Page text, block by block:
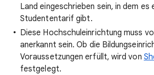
Land eingeschrieben sein, in dem es
Studententarif gibt.
Diese Hochschuleinrichtung muss
anerkannt sein. Ob die
Voraussetzungen erfüllt, wird von
festgelegt.